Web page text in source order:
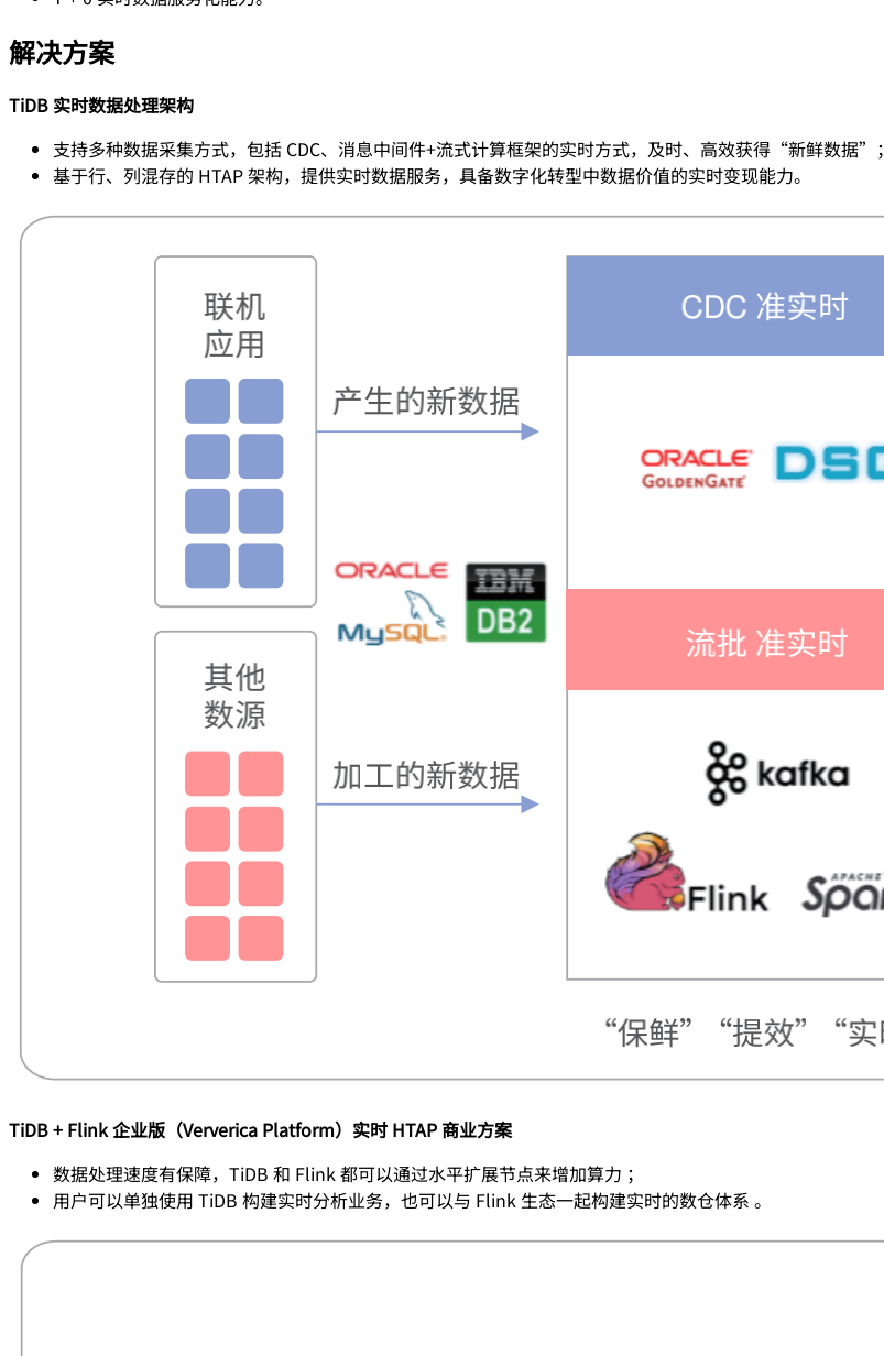
解决方案
TiDB 实时数据处理架构
支持多种数据采集方式，包括 CDC、消息中间件+流式计算框架的实时方式，及时、高效获得“新鲜数据”；
基于行、列混存的 HTAP 架构，提供实时数据服务，具备数字化转型中数据价值的实时变现能力。
TiDB + Flink 企业版（Ververica Platform）实时 HTAP 商业方案
数据处理速度有保障，TiDB 和 Flink 都可以通过水平扩展节点来增加算力 ；
用户可以单独使用 TiDB 构建实时分析业务，也可以与 Flink 生态一起构建实时的数仓体系 。